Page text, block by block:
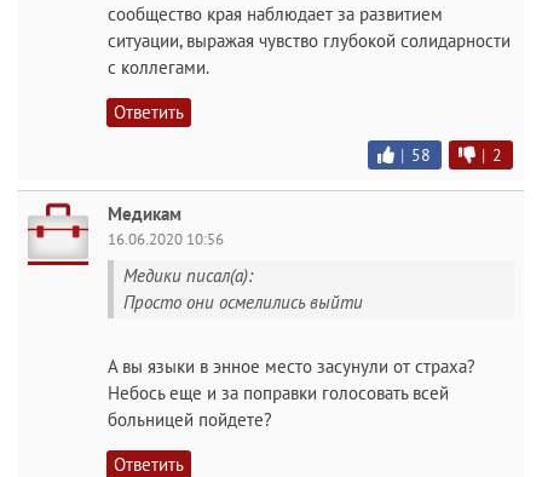
сообщество края наблюдает за развитием
ситуации, выражая чувство глубокой солидарности
с коллегами.
Ответить
| 58 | 2
Медикам
16.06.2020 10:56
Медики писал(а):
Просто они осмелились выйти
А вы языки в энное место засунули от страха?
Небось еще и за поправки голосовать всей
больницей пойдете?
Ответить